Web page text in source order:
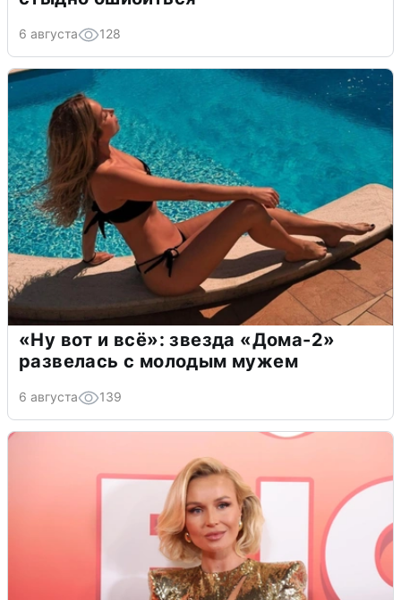
6 августа 128
«Ну вот и всё»: звезда «Дома-2»
развелась с молодым мужем
6 августа 139